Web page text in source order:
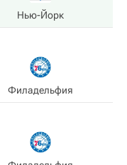
Нью-Йорк
Филадельфия